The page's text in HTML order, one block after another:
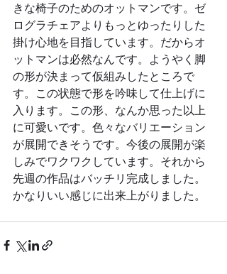
きな椅子のためのオットマンです。ゼ
ログラチェアよりもっとゆったりした
掛け心地を目指しています。だからオ
ットマンは必然なんです。ようやく脚
の形が決まって仮組みしたところで
す。この状態で形を吟味して仕上げに
入ります。この形、なんか思った以上
に可愛いです。色々なバリエーション
が展開できそうです。今後の展開が楽
しみでワクワクしています。それから
先週の作品はバッチリ完成しました。
かなりいい感じに出来上がりました。